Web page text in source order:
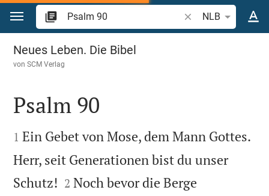
Zum Inhalt springen
Bibelstelle oder
NLB
Psalm 90
Neues Leben. Die Bibel
vonSCM Verlag

Psalm 90

1 Ein Gebet von Mose, dem Mann Gottes.
Herr, seit Generationen bist du unser
Schutz! 

2 Noch bevor die Berge